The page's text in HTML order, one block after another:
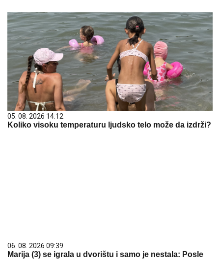
05. 08. 2026 14:12
Koliko visoku temperaturu ljudsko telo može da izdrži?
06. 08. 2026 09:39
Marija (3) se igrala u dvorištu i samo je nestala: Posle